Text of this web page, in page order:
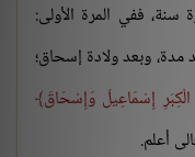
سنة، ففي المرة الأولى:
مدة، وبعد ولادة إسحاق؛
إِسْمَاعِيلَ وَإِسْحَاقَ